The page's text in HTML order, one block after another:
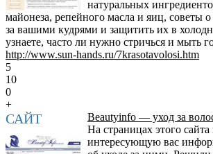
натуральных
майонеза, репейного масла и яиц, советы
за вашими кудрями и защитить их в
узнаете, часто ли нужно стричься и мыть
http://www.sun-hands.ru/7krasotavolosi.htm
5
10
0
+
САЙТ
Beautyinfo — уход за
На страницах этого
интересующую вас